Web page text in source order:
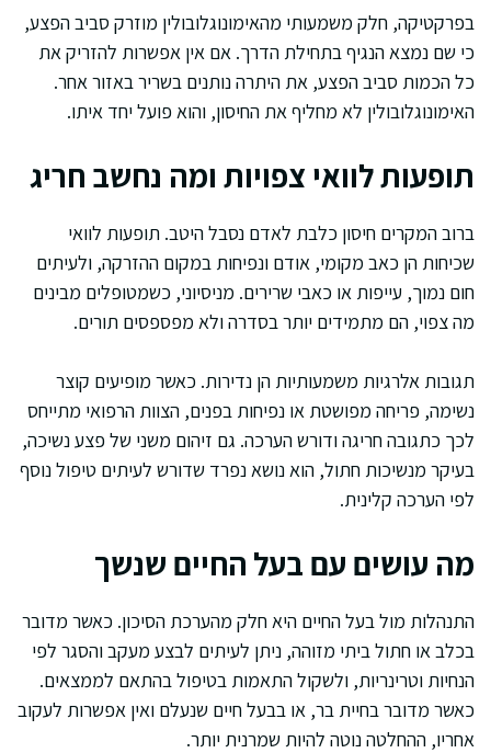
בפרקטיקה, חלק משמעותי מהאימונוגלובולין מוזרק סביב הפצע,
כי שם נמצא הנגיף בתחילת הדרך. אם אין אפשרות להזריק את
כל הכמות סביב הפצע, את היתרה נותנים בשריר באזור אחר.
האימונוגלובולין לא מחליף את החיסון, והוא פועל יחד איתו.
תופעות לוואי צפויות ומה נחשב חריג
ברוב המקרים חיסון כלבת לאדם נסבל היטב. תופעות לוואי
שכיחות הן כאב מקומי, אודם ונפיחות במקום ההזרקה, ולעיתים
חום נמוך, עייפות או כאבי שרירים. מניסיוני, כשמטופלים מבינים
מה צפוי, הם מתמידים יותר בסדרה ולא מפספסים תורים.
תגובות אלרגיות משמעותיות הן נדירות. כאשר מופיעים קוצר
נשימה, פריחה מפושטת או נפיחות בפנים, הצוות הרפואי מתייחס
לכך כתגובה חריגה ודורש הערכה. גם זיהום משני של פצע נשיכה,
בעיקר מנשיכות חתול, הוא נושא נפרד שדורש לעיתים טיפול נוסף
לפי הערכה קלינית.
מה עושים עם בעל החיים שנשך
התנהלות מול בעל החיים היא חלק מהערכת הסיכון. כאשר מדובר
בכלב או חתול ביתי מזוהה, ניתן לעיתים לבצע מעקב והסגר לפי
הנחיות וטרינריות, ולשקול התאמות בטיפול בהתאם לממצאים.
כאשר מדובר בחיית בר, או בבעל חיים שנעלם ואין אפשרות לעקוב
אחריו, ההחלטה נוטה להיות שמרנית יותר.